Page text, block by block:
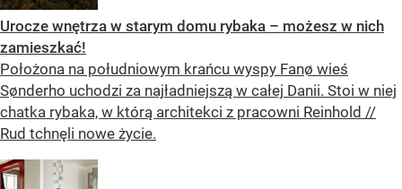
Urocze wnętrza w starym domu rybaka – możesz w nich
zamieszkać!
Położona na południowym krańcu wyspy Fanø wieś
Sønderho uchodzi za najładniejszą w całej Danii. Stoi w niej
chatka rybaka, w którą architekci z pracowni Reinhold //
Rud tchnęli nowe życie.